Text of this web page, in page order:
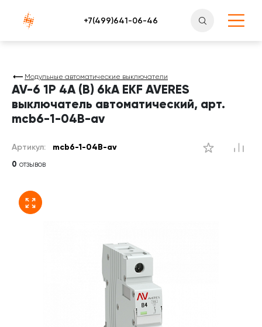
Атлантснаб
Модульные автоматические выключатели
AV-6 1P 4A (B) 6kA EKF AVERES
выключатель автоматический, арт.
mcb6-1-04B-av
Артикул: mcb6-1-04B-av